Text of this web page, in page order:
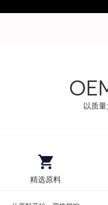
以质
精选原料